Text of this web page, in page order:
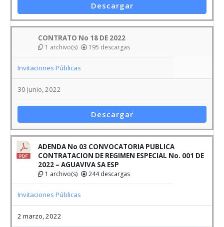
Descargar
CONTRATO No 18 DE 2022
1 archivo(s) 195 descargas
Invitaciones Públicas
30 junio, 2022
Descargar
ADENDA No 03 CONVOCATORIA PUBLICA
CONTRATACION DE REGIMEN ESPECIAL No. 001 DE
2022 – AGUAVIVA SA ESP
1 archivo(s) 244 descargas
Invitaciones Públicas
2 marzo, 2022